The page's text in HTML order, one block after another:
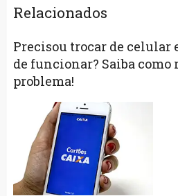
Relacionados
Precisou trocar de celular
de funcionar? Saiba como
problema!